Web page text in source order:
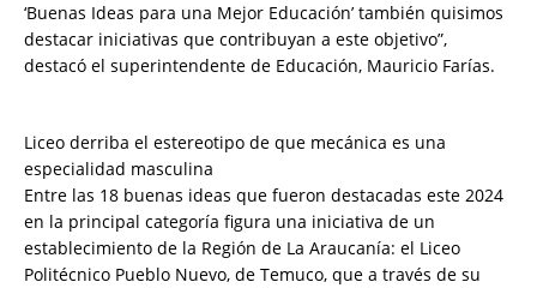
‘Buenas Ideas para una Mejor Educación’ también quisimos
destacar iniciativas que contribuyan a este objetivo”,
destacó el superintendente de Educación, Mauricio Farías.
Liceo derriba el estereotipo de que mecánica es una
especialidad masculina
Entre las 18 buenas ideas que fueron destacadas este 2024
en la principal categoría figura una iniciativa de un
establecimiento de la Región de La Araucanía: el Liceo
Politécnico Pueblo Nuevo, de Temuco, que a través de su